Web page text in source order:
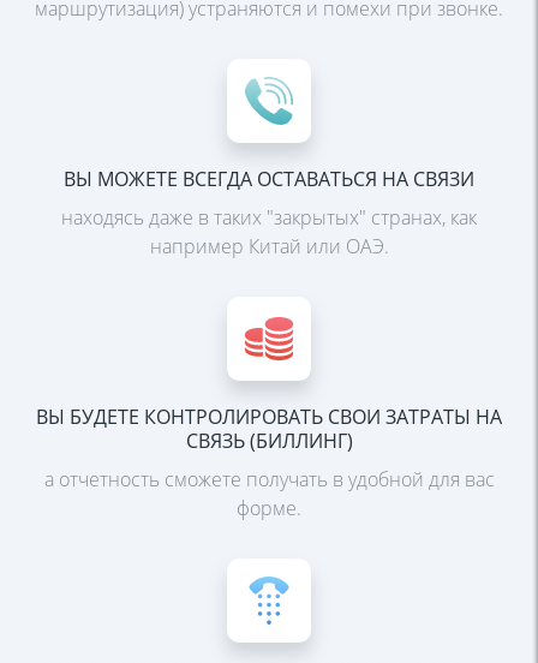
маршрутизация) устраняются и помехи при звонке.
ВЫ МОЖЕТЕ ВСЕГДА ОСТАВАТЬСЯ НА СВЯЗИ
находясь даже в таких "закрытых" странах, как
например Китай или ОАЭ.
ВЫ БУДЕТЕ КОНТРОЛИРОВАТЬ СВОИ ЗАТРАТЫ НА
СВЯЗЬ(БИЛЛИНГ)
а отчетность сможете получать в удобной для вас
форме.